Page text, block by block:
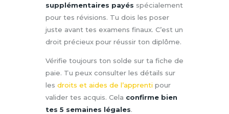
supplémentaires payés spécialement
pour tes révisions. Tu dois les poser
juste avant tes examens finaux. C’est un
droit précieux pour réussir ton diplôme.
Vérifie toujours ton solde sur ta fiche de
paie. Tu peux consulter les détails sur
les droits et aides de l’apprenti pour
valider tes acquis. Cela confirme bien
tes 5 semaines légales.